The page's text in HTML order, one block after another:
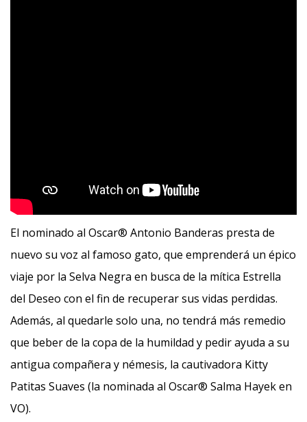
El nominado al Oscar® Antonio Banderas presta de
nuevo su voz al famoso gato, que emprenderá un épico
viaje por la Selva Negra en busca de la mítica Estrella
del Deseo con el fin de recuperar sus vidas perdidas.
Además, al quedarle solo una, no tendrá más remedio
que beber de la copa de la humildad y pedir ayuda a su
antigua compañera y némesis, la cautivadora Kitty
Patitas Suaves (la nominada al Oscar® Salma Hayek en
VO).